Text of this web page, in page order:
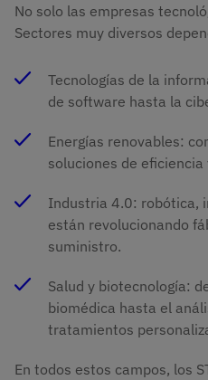
No solo las empresas
Sectores muy diversos
Tecnologías de la
de software hasta la
Energías renovables:
soluciones de
Industria 4.0: robótica,
están revolucionando
suministro.
Salud y biotecnología:
biomédica hasta el
tratamientos
En todos estos campos, los